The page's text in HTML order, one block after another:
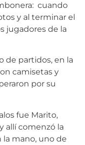
cuando
y al terminar el
jugadores de la
de partidos, en la
camisetas y
por su
fue Marito,
allí comenzó la
la mano, uno de